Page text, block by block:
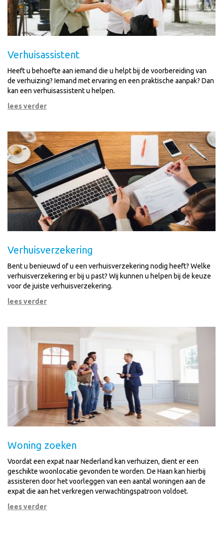
Verhuisassistent
Heeft u behoefte aan iemand die u helpt bij de voorbereiding van
de verhuizing? Iemand met ervaring en een praktische aanpak? Dan
kan een verhuisassistent u helpen.
lees verder
Verhuisverzekering
Bent u benieuwd of u een verhuisverzekering nodig heeft? Welke
verhuisverzekering er bij u past? Wij kunnen u helpen bij de keuze
voor de juiste verhuisverzekering.
lees verder
Woning zoeken
Voordat een expat naar Nederland kan verhuizen, dient er een
geschikte woonlocatie gevonden te worden. De Haan kan hierbij
assisteren door het voorleggen van een aantal woningen aan de
expat die aan het verkregen verwachtingspatroon voldoet.
lees verder